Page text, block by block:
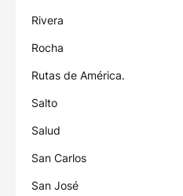
Rivera
Rocha
Rutas de América.
Salto
Salud
San Carlos
San José